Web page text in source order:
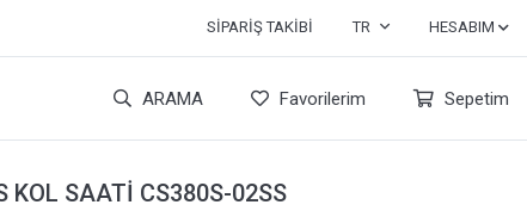
SIPARIŞ TAKIBI TR HESABIM
ARAMA Favorilerim Sepetim
KOL SAATİ CS380S-02SS